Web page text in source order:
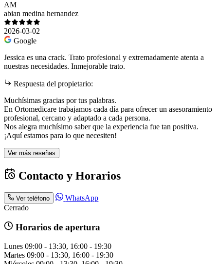
AM
abian medina hernandez
2026-03-02
Google
Jessica es una crack. Trato profesional y extremadamente atenta a
nuestras necesidades. Inmejorable trato.
Respuesta del propietario:
Muchísimas gracias por tus palabras.
En Ortomedicare trabajamos cada día para ofrecer un asesoramiento
profesional, cercano y adaptado a cada persona.
Nos alegra muchísimo saber que la experiencia fue tan positiva.
¡Aquí estamos para lo que necesiten!
Ver más reseñas
Contacto y Horarios
Ver teléfono
WhatsApp
Cerrado
Horarios de apertura
Lunes 09:00 - 13:30, 16:00 - 19:30
Martes 09:00 - 13:30, 16:00 - 19:30